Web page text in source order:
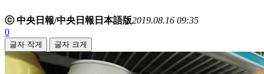
ⓒ 中央日報/中央日報日本語版2019.08.16 09:35
0
글자 작게 글자 크게